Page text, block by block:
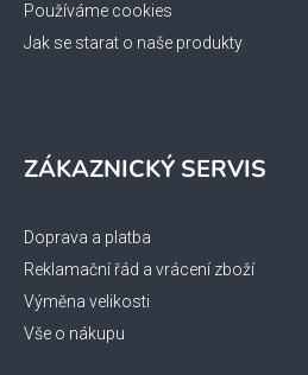
Používáme cookies
Jak se starat o naše produkty
ZÁKAZNICKÝ SERVIS
Doprava a platba
Reklamační řád a vrácení zboží
Výměna velikosti
Vše o nákupu